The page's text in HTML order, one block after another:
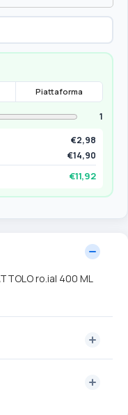
Piattaforma
1
€2,98
€14,90
€11,92
ro.ial 400 ML